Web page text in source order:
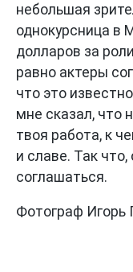
небольшая
однокурсница в
долларов за
равно актеры
что это
мне сказал, что
твоя работа, к
и славе. Так
соглашаться.
Фотограф Игорь